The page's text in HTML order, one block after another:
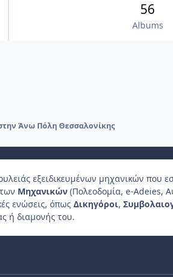
Albums
56
Άνω Πόλη Θεσσαλονίκης
εξειδικευμένων μηχανικών που
Μηχανικών (Πολεοδομία, e-Adeies,
ενώσεις, όπως Δικηγόροι,
ή διαμονής του.